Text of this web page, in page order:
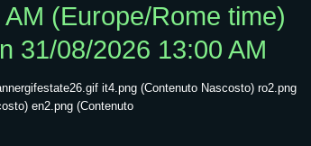
(Europe/Rome time)
31/08/2026 13:00 AM
it4.png (Contenuto Nascosto) ro2.png
en2.png (Contenuto